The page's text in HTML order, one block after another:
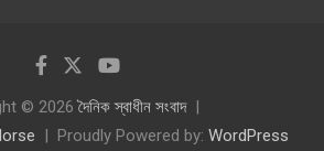
© 2026দৈনিক স্বাধীন সংবাদ
Proudly Powered by: WordPress